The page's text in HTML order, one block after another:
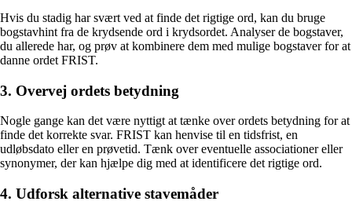
Hvis du stadig har svært ved at finde det rigtige ord, kan du bruge
bogstavhint fra de krydsende ord i krydsordet. Analyser de bogstaver,
du allerede har, og prøv at kombinere dem med mulige bogstaver for at
danne ordet FRIST.
3. Overvej ordets betydning
Nogle gange kan det være nyttigt at tænke over ordets betydning for at
finde det korrekte svar. FRIST kan henvise til en tidsfrist, en
udløbsdato eller en prøvetid. Tænk over eventuelle associationer eller
synonymer, der kan hjælpe dig med at identificere det rigtige ord.
4. Udforsk alternative stavemåder